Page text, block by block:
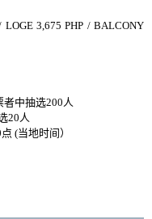
LOGE 3,675 PHP / BALCONY
者中抽选200 人
20 人
点 (当地时间）